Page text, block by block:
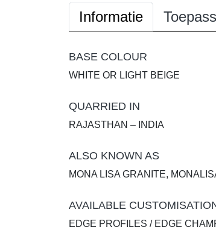
Informatie
BASE COLOUR
WHITE OR LIGHT BEIGE
QUARRIED IN
RAJASTHAN – INDIA
ALSO KNOWN AS
MONA LISA GRANITE,
AVAILABLE
EDGE PROFILES / EDGE